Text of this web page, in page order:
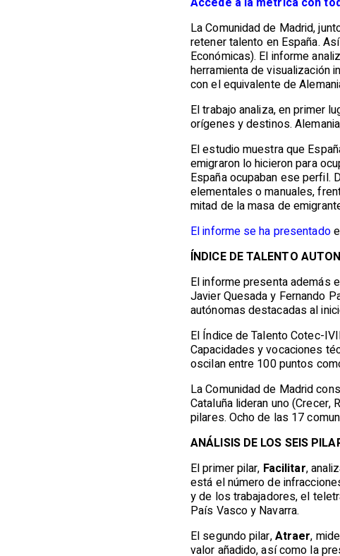
La Comunidad de Madrid,
retener talento en España.
Económicas). El informe
herramienta de visualización
con el equivalente de
El trabajo analiza, en primer
orígenes y destinos.
El estudio muestra que
emigraron lo hicieron para
España ocupaban ese perfil.
elementales o manuales,
mitad de la masa de
El informe se ha presentado
ÍNDICE DE TALENTO
El informe presenta además
Javier Quesada y Fernando
autónomas destacadas al
El Índice de Talento Cotec-
Capacidades y vocaciones
oscilan entre 100 puntos
La Comunidad de Madrid
Cataluña lideran uno
pilares. Ocho de las 17
ANÁLISIS DE LOS SEIS
El primer pilar, Facilitar,
está el número de
y de los trabajadores, el
País Vasco y Navarra.
El segundo pilar,Atraer,
valor añadido, así como la